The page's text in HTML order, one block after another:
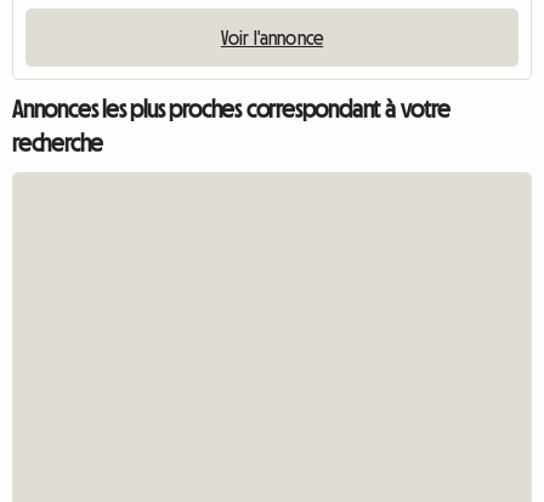
Voir l'annonce
Annonces les plus proches correspondant à votre
recherche